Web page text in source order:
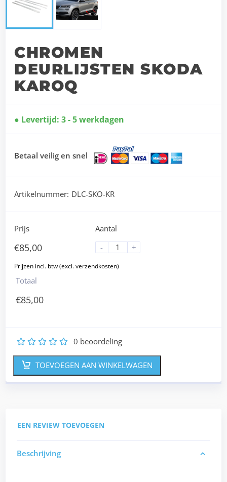
CHROMEN
DEURLIJSTEN SKODA
KAROQ
Levertijd: 3 - 5 werkdagen
Betaal veilig en snel
Artikelnummer: DLC-SKO-KR
Prijs
€85,00
Aantal
-
+
Totaal
€85,00
5
4
3
2 0 beoordeling
TOEVOEGEN AAN WINKELWAGEN
EEN REVIEW TOEVOEGEN
Beschrijving